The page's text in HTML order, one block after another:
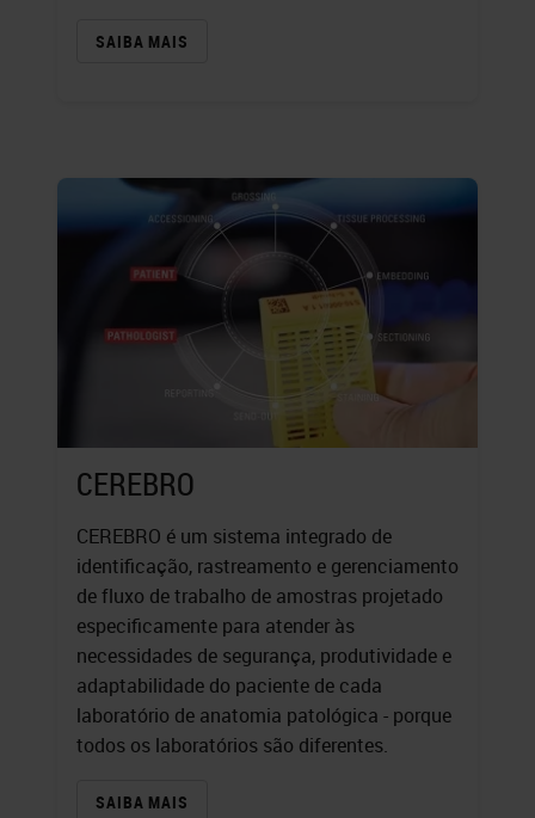
SAIBA MAIS
CEREBRO
CEREBRO é um sistema integrado de
identificação, rastreamento e gerenciamento
de fluxo de trabalho de amostras projetado
especificamente para atender às
necessidades de segurança, produtividade e
adaptabilidade do paciente de cada
laboratório de anatomia patológica - porque
todos os laboratórios são diferentes.
SAIBA MAIS